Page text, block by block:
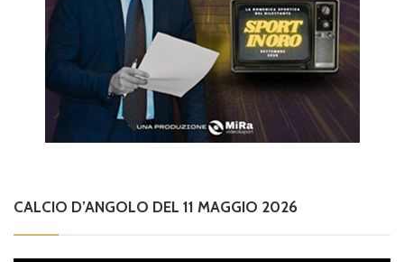
CALCIO D’ANGOLO DEL 11 MAGGIO 2026